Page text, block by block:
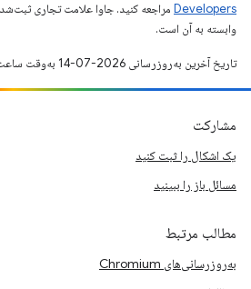
Developers‏
وابسته به آن است.
تاریخ آخرین به‌روزرسانی 2026-07-14 به‌وقت ساعت هماهنگ جهانی.
مشارکت
یک اشکال را ثبت کنید
مسائل باز را ببینید
مطالب مرتبط
به‌روزرسانی‌های Chromium